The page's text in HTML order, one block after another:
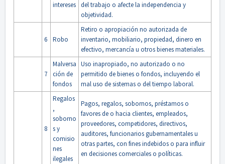
intereses del trabajo o afecte la independencia y
objetividad.
6 Robo
Retiro o apropiación no autorizada de
inventario, mobiliario, propiedad, dinero en
efectivo, mercancía u otros bienes materiales.
7
Malversa
ción de
fondos
Uso inapropiado, no autorizado o no
permitido de bienes o fondos, incluyendo el
mal uso de sistemas o del tiempo laboral.
8
Regalos
,
soborno
s y
comisio
nes
ilegales
Pagos, regalos, sobornos, préstamos o
favores de o hacia clientes, empleados,
proveedores, competidores, directivos,
auditores, funcionarios gubernamentales u
otras partes, con fines indebidos o para influir
en decisiones comerciales o políticas.